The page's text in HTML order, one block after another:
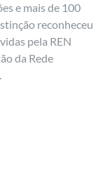
e mais de 100
reconheceu
pela REN
da Rede